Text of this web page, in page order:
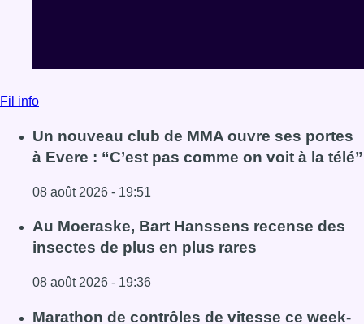
Fil info
Un nouveau club de MMA ouvre ses portes
à Evere : “C’est pas comme on voit à la télé”
08 août 2026 - 19:51
Lire l'article Un nouveau club de MMA ouvre ses portes à
Au Moeraske, Bart Hanssens recense des
insectes de plus en plus rares
08 août 2026 - 19:36
Lire l'article Au Moeraske, Bart Hanssens recense des
Marathon de contrôles de vitesse ce week-